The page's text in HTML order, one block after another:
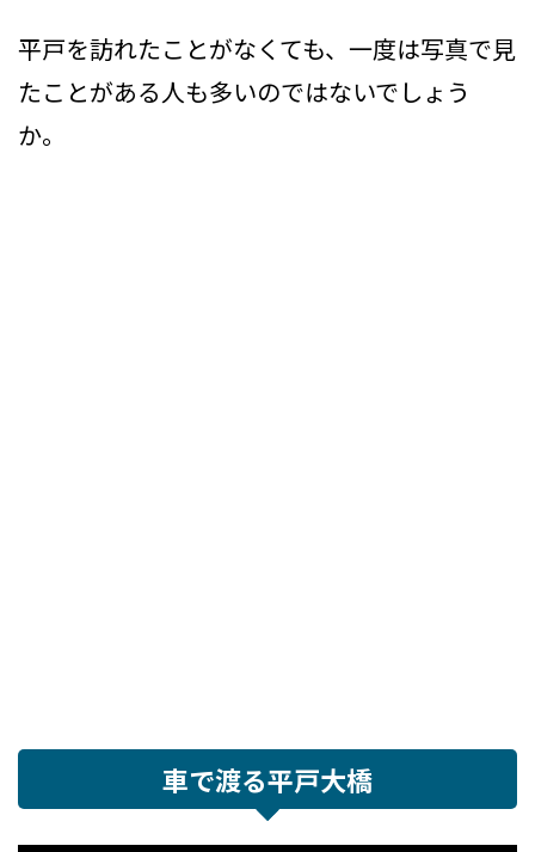
平戸を訪れたことがなくても、一度は写真で見
たことがある人も多いのではないでしょう
か。
車で渡る平戸大橋